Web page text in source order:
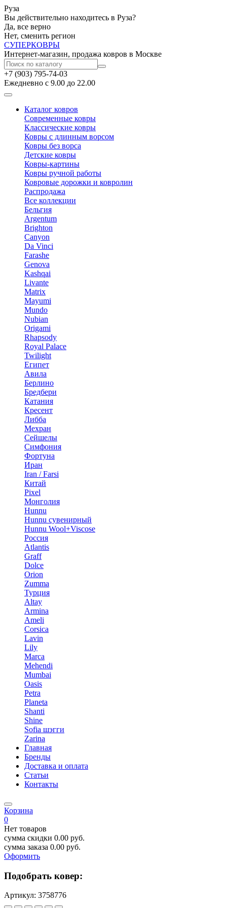
Руза
Вы действительно находитесь в Руза?
Да, все верно
Нет, сменить регион
СУПЕРКОВРЫ
Интернет-магазин, продажа ковров в Москве
+7 (903) 795-74-03
Ежедневно с 9.00 до 22.00
Каталог ковров
Современные ковры
Классические ковры
Ковры с длинным ворсом
Ковры без ворса
Детские ковры
Ковры-картины
Ковры ручной работы
Ковровые дорожки и ковролин
Распродажа
Все коллекции
Бельгия
Argentum
Brighton
Canyon
Da Vinci
Farashe
Genova
Kashqai
Livante
Matrix
Mayumi
Mundo
Nubian
Origami
Rhapsody
Royal Palace
Twilight
Египет
Авила
Берлино
Бредбери
Катания
Кресент
Либба
Мехран
Сейшелы
Симфония
Фортуна
Иран
Iran / Farsi
Китай
Pixel
Монголия
Hunnu
Hunnu сувенирный
Hunnu Wool+Viscose
Россия
Atlantis
Graff
Dolce
Orion
Zumma
Турция
Altay
Armina
Ameli
Corsica
Lavin
Lily
Marca
Mehendi
Mumbai
Oasis
Petra
Planeta
Shanti
Shine
Sofia шэгги
Zarina
Главная
Бренды
Доставка и оплата
Статьи
Контакты
Корзина
0
Нет товаров
сумма скидки 0.00 руб.
сумма заказа 0.00 руб.
Оформить
Подобрать ковер:
Артикул: 3758776